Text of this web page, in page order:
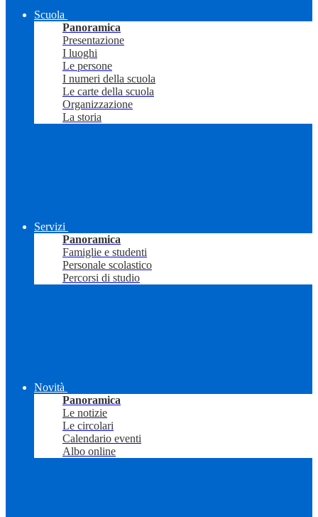
Scuola
Panoramica
Presentazione
I luoghi
Le persone
I numeri della scuola
Le carte della scuola
Organizzazione
La storia
Servizi
Panoramica
Famiglie e studenti
Personale scolastico
Percorsi di studio
Novità
Panoramica
Le notizie
Le circolari
Calendario eventi
Albo online